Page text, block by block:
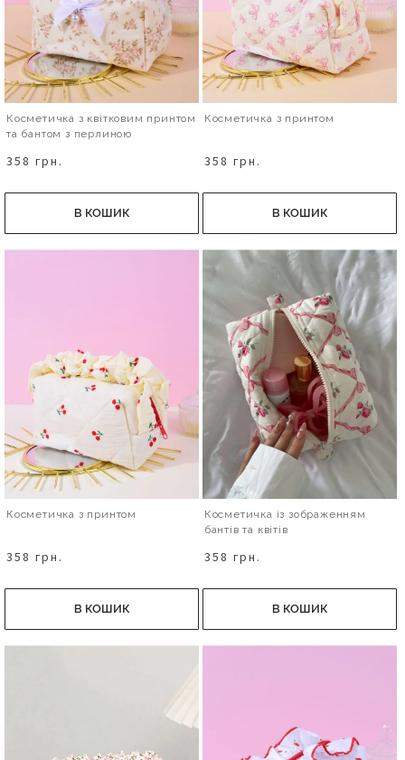
Косметичка з квітковим принтом
та бантом з перлиною
358 грн.
В КОШИК
Косметичка з принтом
358 грн.
В КОШИК
Косметичка з принтом
358 грн.
В КОШИК
Косметичка із зображенням
бантів та квітів
358 грн.
В КОШИК